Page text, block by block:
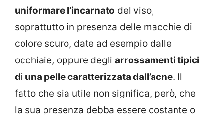
uniformare l’incarnato del viso,
soprattutto in presenza delle macchie di
colore scuro, date ad esempio dalle
occhiaie, oppure degli arrossamenti tipici
di una pelle caratterizzata dall’acne. Il
fatto che sia utile non significa, però, che
la sua presenza debba essere costante o